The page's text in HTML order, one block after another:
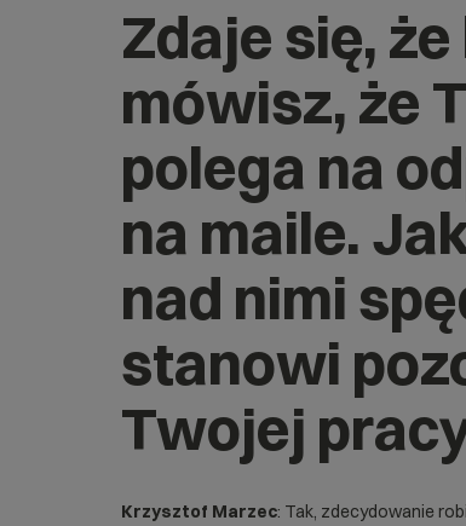
Zdaje się,
mówisz, że
polega na
na maile.
nad nimi
stanowi
Twojej
Krzysztof Marzec: Tak, zdecydowanie